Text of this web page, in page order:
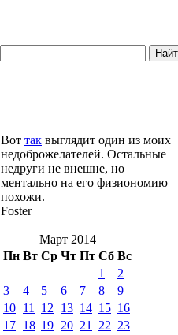
Вот так выглядит один из моих
недоброжелателей. Остальные
недруги не внешне, но
ментально на его физиономию
похожи.
Foster
Март 2014
Пн Вт Ср Чт Пт Сб Вс
1
2
3
4 5 6 7 8
9
10 11 12 13 14 15 16
17 18 19 20 21 22 23